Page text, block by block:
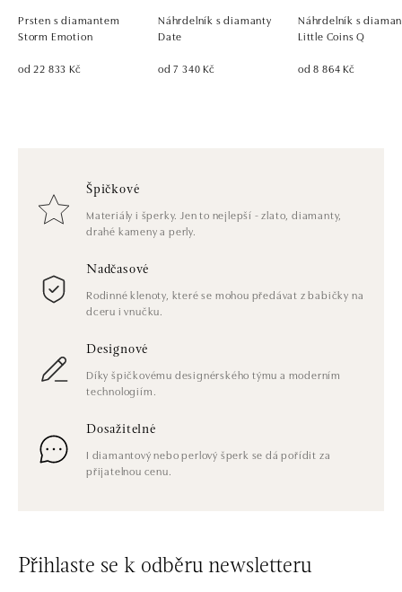
Prsten s diamantem
Storm Emotion
od 22 833 Kč
Náhrdelník s diamanty
Date
od 7 340 Kč
Náhrdelník s
Little Coins Q
od 8 864 Kč
Špičkové
Materiály i šperky. Jen to nejlepší - zlato, diamanty,
drahé kameny a perly.
Nadčasové
Rodinné klenoty, které se mohou předávat z babičky na
dceru i vnučku.
Designové
Díky špičkovému designérského týmu a moderním
technologiím.
Dosažitelné
I diamantový nebo perlový šperk se dá pořídit za
přijatelnou cenu.
Přihlaste se k odběru newsletteru